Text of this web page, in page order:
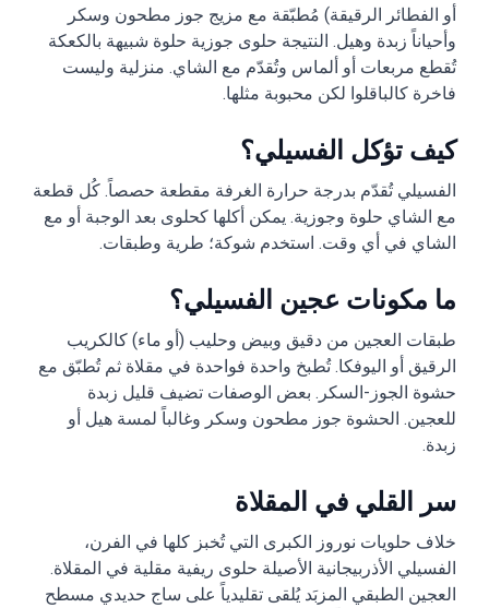
أو الفطائر الرقيقة) مُطبّقة مع مزيج جوز مطحون وسكر
وأحياناً زبدة وهيل. النتيجة حلوى جوزية حلوة شبيهة بالكعكة
تُقطع مربعات أو ألماس وتُقدّم مع الشاي. منزلية وليست
فاخرة كالباقلوا لكن محبوبة مثلها.
كيف تؤكل الفسيلي؟
الفسيلي تُقدّم بدرجة حرارة الغرفة مقطعة حصصاً. كُل قطعة
مع الشاي حلوة وجوزية. يمكن أكلها كحلوى بعد الوجبة أو مع
الشاي في أي وقت. استخدم شوكة؛ طرية وطبقات.
ما مكونات عجين الفسيلي؟
طبقات العجين من دقيق وبيض وحليب (أو ماء) كالكريب
الرقيق أو اليوفكا. تُطبخ واحدة فواحدة في مقلاة ثم تُطبّق مع
حشوة الجوز-السكر. بعض الوصفات تضيف قليل زبدة
للعجين. الحشوة جوز مطحون وسكر وغالباً لمسة هيل أو
زبدة.
سر القلي في المقلاة
خلاف حلويات نوروز الكبرى التي تُخبز كلها في الفرن،
الفسيلي الأذربيجانية الأصيلة حلوى ريفية مقلية في المقلاة.
العجين الطبقي المزبَد يُلقى تقليدياً على ساج حديدي مسطح